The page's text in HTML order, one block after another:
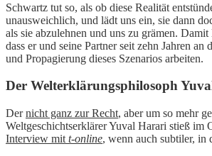
Schwartz tut so, als ob diese Realität
unausweichlich, und lädt uns ein, sie dann
als sie abzulehnen und uns zu grämen.
dass er und seine Partner seit zehn Jahren
und Propagierung dieses Szenarios arbeiten.
Der Welterklärungsphilosoph
Dernicht ganz zur Recht, aber um so mehr
Weltgeschichtserklärer Yuval Harari stieß im
Interview mit t-online, wenn auch subtiler, in